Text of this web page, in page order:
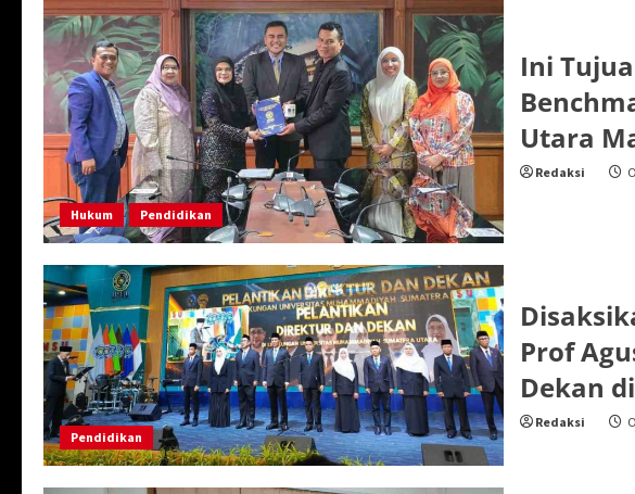
Hukum Pendidikan
Ini
Utara
Redaksi
Pendidikan
Prof
Dekan
Redaksi